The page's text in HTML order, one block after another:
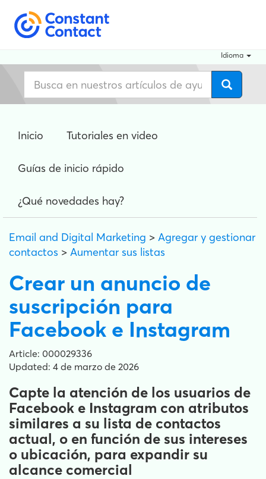
Idioma
Inicio Tutoriales en video
Guías de inicio rápido
¿Qué novedades hay?
Email and Digital Marketing > Agregar y gestionar
contactos > Aumentar sus listas
Crear un anuncio de
suscripción para
Facebook e Instagram
Article: 000029336
Updated: 4 de marzo de 2026
Capte la atención de los usuarios de
Facebook e Instagram con atributos
similares a su lista de contactos
actual, o en función de sus intereses
o ubicación, para expandir su
alcance comercial